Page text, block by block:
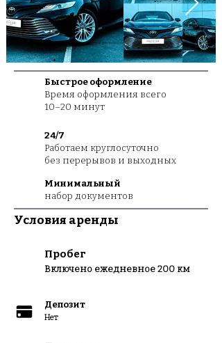
Быстрое оформление
Время оформления всего
10–20 минут
24/7
Работаем круглосуточно
без перерывов и выходных
Минимальный
набор документов
Условия аренды
Пробег
Включено ежедневное 200 км
Депозит
Нет